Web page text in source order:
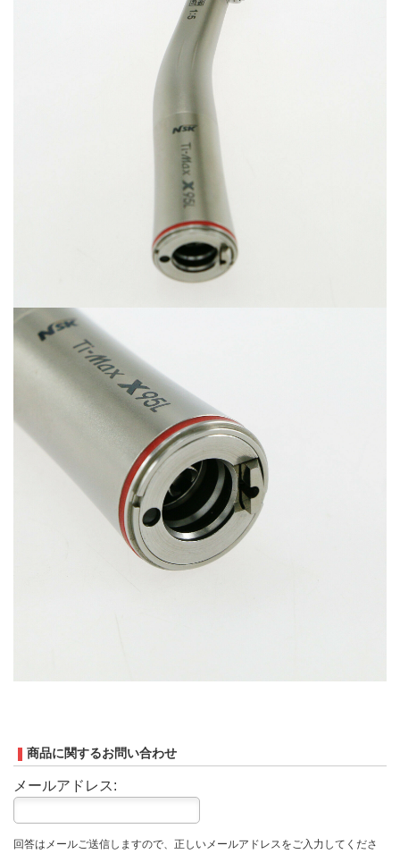
商品に関するお問い合わせ
メールアドレス:
回答はメールご送信しますので、正しいメールアドレスをご入力してくださ